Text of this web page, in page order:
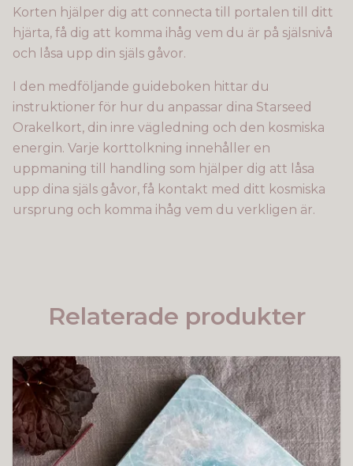
Korten hjälper dig att connecta till portalen till ditt
hjärta, få dig att komma ihåg vem du är på själsnivå
och låsa upp din själs gåvor.
I den medföljande guideboken hittar du
instruktioner för hur du anpassar dina Starseed
Orakelkort, din inre vägledning och den kosmiska
energin. Varje korttolkning innehåller en
uppmaning till handling som hjälper dig att låsa
upp dina själs gåvor, få kontakt med ditt kosmiska
ursprung och komma ihåg vem du verkligen är.
Relaterade produkter